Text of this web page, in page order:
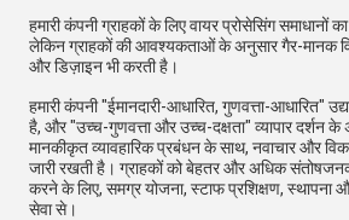
हमारी कंपनी ग्राहकों के लिए वायर प्रोसेसिंग समाधानों
लेकिन ग्राहकों की आवश्यकताओं के अनुसार गैर-मानक
और डिज़ाइन भी करती है।
हमारी कंपनी "ईमानदारी-आधारित, गुणवत्ता-आधारित"
है, और "उच्च-गुणवत्ता और उच्च-दक्षता" व्यापार
मानकीकृत व्यावहारिक प्रबंधन के साथ, नवाचार और
जारी रखती है। ग्राहकों को बेहतर और अधिक
करने के लिए, समग्र योजना, स्टाफ प्रशिक्षण, स्थापना
सेवा से।